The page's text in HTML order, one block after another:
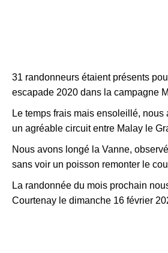
31 randonneurs étaient présents
escapade 2020 dans la campagne
Le temps frais mais ensoleillé, nous
un agréable circuit entre Malay le
Nous avons longé la Vanne,
sans voir un poisson remonter le
La randonnée du mois prochain
Courtenay le dimanche 16 février